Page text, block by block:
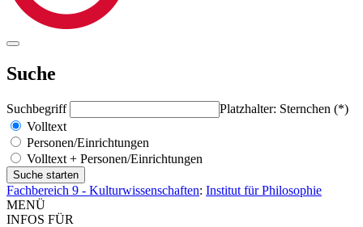
Suche
Suchbegriff
Platzhalter: Sternchen (*)
Volltext
Personen/Einrichtungen
Volltext + Personen/Einrichtungen
Fachbereich 9 - Kulturwissenschaften: Institut für Philosophie
MENÜ
INFOS FÜR